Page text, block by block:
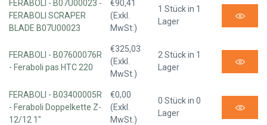
FERABOLI - B07U00023 -
FERABOLI SCRAPER
BLADE B07U00023
€90,41
(Exkl.
MwSt.)
1 Stück in 1
Lager
FERABOLI - B07600076R
- Feraboli pas HTC 220
€325,03
(Exkl.
MwSt.)
2 Stück in 1
Lager
FERABOLI - B03400005R
- Feraboli Doppelkette Z-
12/12 1"
€0,00
(Exkl.
MwSt.)
0 Stück in 0
Lager